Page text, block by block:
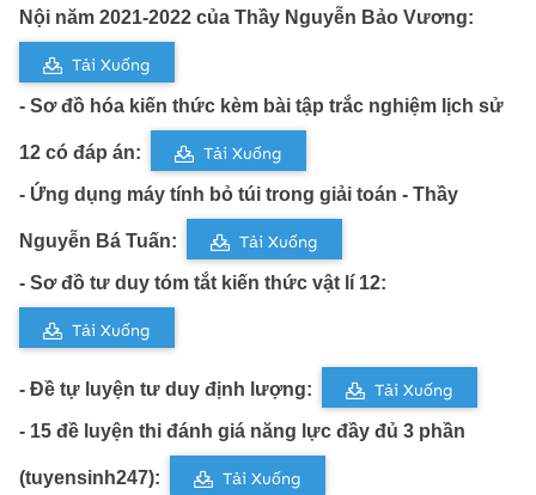
Nội năm 2021-2022 của Thầy Nguyễn Bảo Vương:
Tải Xuống
- Sơ đồ hóa kiến thức kèm bài tập trắc nghiệm lịch sử
12 có đáp án:
Tải Xuống
- Ứng dụng máy tính bỏ túi trong giải toán - Thầy
Nguyễn Bá Tuấn:
Tải Xuống
- Sơ đồ tư duy tóm tắt kiến thức vật lí 12:
Tải Xuống
- Đề tự luyện tư duy định lượng:
Tải Xuống
- 15 đề luyện thi đánh giá năng lực đầy đủ 3 phần
(tuyensinh247):
Tải Xuống